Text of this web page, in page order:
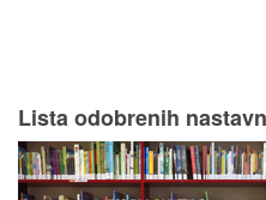
Lista odobrenih